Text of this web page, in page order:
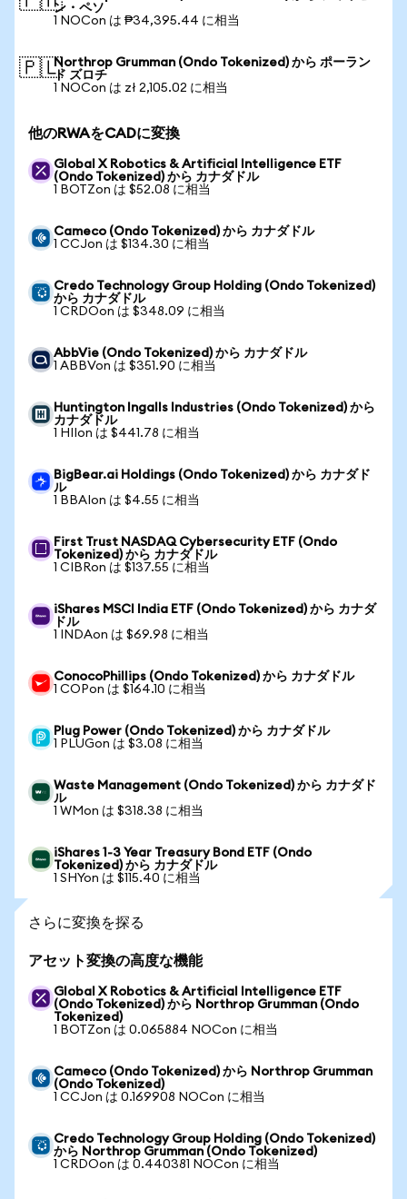
ン・ペソ
1 NOCon は ₱34,395.44 に相当
🇵🇱Northrop Grumman (Ondo Tokenized) から ポーラン
ド ズロチ
1 NOCon は zł 2,105.02 に相当
他のRWAをCADに変換
Global X Robotics & Artificial Intelligence ETF
(Ondo Tokenized) から カナダドル
1 BOTZon は $52.08 に相当
Cameco (Ondo Tokenized) から カナダドル
1 CCJon は $134.30 に相当
Credo Technology Group Holding (Ondo Tokenized)
から カナダドル
1 CRDOon は $348.09 に相当
AbbVie (Ondo Tokenized) から カナダドル
1 ABBVon は $351.90 に相当
Huntington Ingalls Industries (Ondo Tokenized) から
カナダドル
1 HIIon は $441.78 に相当
BigBear.ai Holdings (Ondo Tokenized) から カナダド
ル
1 BBAIon は $4.55 に相当
First Trust NASDAQ Cybersecurity ETF (Ondo
Tokenized) から カナダドル
1 CIBRon は $137.55 に相当
iShares MSCI India ETF (Ondo Tokenized) から カナダ
ドル
1 INDAon は $69.98 に相当
ConocoPhillips (Ondo Tokenized) から カナダドル
1 COPon は $164.10 に相当
Plug Power (Ondo Tokenized) から カナダドル
1 PLUGon は $3.08 に相当
Waste Management (Ondo Tokenized) から カナダド
ル
1 WMon は $318.38 に相当
iShares 1-3 Year Treasury Bond ETF (Ondo
Tokenized) から カナダドル
1 SHYon は $115.40 に相当
さらに変換を探る
アセット変換の高度な機能
Global X Robotics & Artificial Intelligence ETF
(Ondo Tokenized) から Northrop Grumman (Ondo
Tokenized)
1 BOTZon は 0.065884 NOCon に相当
Cameco (Ondo Tokenized) から Northrop Grumman
(Ondo Tokenized)
1 CCJon は 0.169908 NOCon に相当
Credo Technology Group Holding (Ondo Tokenized)
から Northrop Grumman (Ondo Tokenized)
1 CRDOon は 0.440381 NOCon に相当